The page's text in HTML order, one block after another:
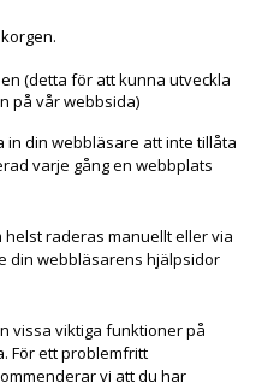
(detta för att kunna utveckla
på vår webbsida)
in din webbläsare att inte tillåta
varje gång en webbplats
raderas manuellt eller via
din webbläsarens hjälpsidor
vissa viktiga funktioner på
För ett problemfritt
vi att du har